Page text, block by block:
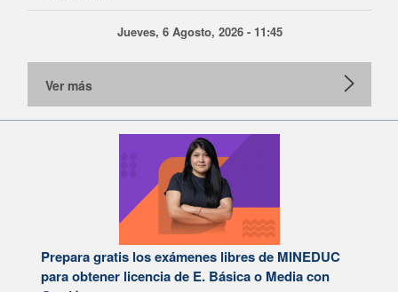
Jueves, 6 Agosto, 2026 - 11:45
Ver más
Prepara gratis los exámenes libres de MINEDUC
para obtener licencia de E. Básica o Media con